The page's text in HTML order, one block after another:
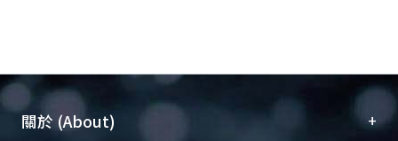
關於 (About) +